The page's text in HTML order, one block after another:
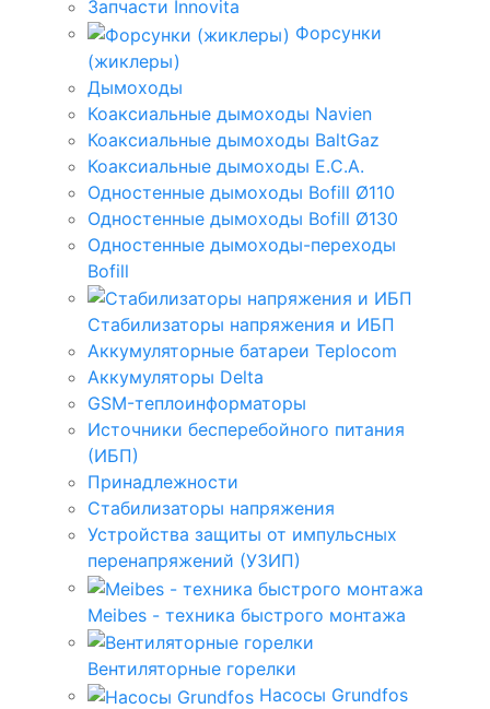
Запчасти Innovita
Форсунки
(жиклеры)
Дымоходы
Коаксиальные дымоходы Navien
Коаксиальные дымоходы BaltGaz
Коаксиальные дымоходы E.C.A.
Одностенные дымоходы Bofill Ø110
Одностенные дымоходы Bofill Ø130
Одностенные дымоходы-переходы
Bofill
Стабилизаторы напряжения и ИБП
Аккумуляторные батареи Teplocom
Аккумуляторы Delta
GSM-теплоинформаторы
Источники бесперебойного питания
(ИБП)
Принадлежности
Стабилизаторы напряжения
Устройства защиты от импульсных
перенапряжений (УЗИП)
Meibes - техника быстрого монтажа
Вентиляторные горелки
Насосы Grundfos